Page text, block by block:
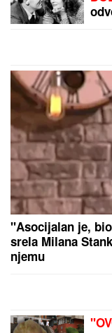
Ćerka pokojnog
"Jesam